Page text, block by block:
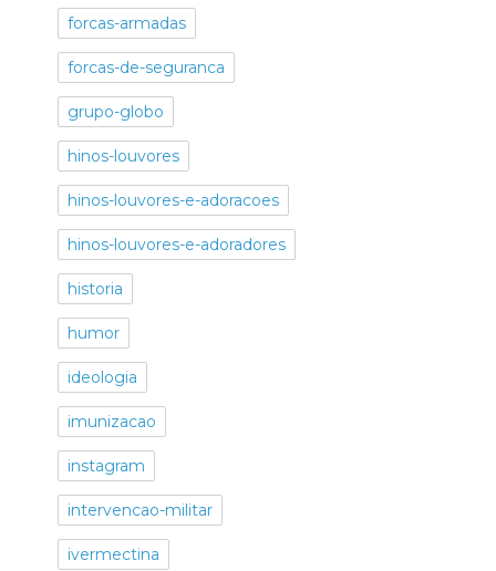
forcas-armadas
forcas-de-seguranca
grupo-globo
hinos-louvores
hinos-louvores-e-adoracoes
hinos-louvores-e-adoradores
historia
humor
ideologia
imunizacao
instagram
intervencao-militar
ivermectina